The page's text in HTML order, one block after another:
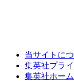
当サイトに
集英社プラ
集英社ホー